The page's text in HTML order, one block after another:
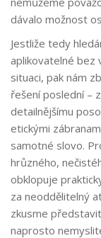
dávalo možnost
Jestliže tedy
aplikovatelné bez
situaci, pak nám
řešení poslední –
detailnějšímu
etickými
samotné slovo.
hrůzného,
obklopuje
za neoddělitelný
zkusme
naprosto